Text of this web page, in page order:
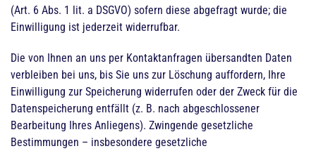
(Art. 6 Abs. 1 lit. a DSGVO) sofern diese abgefragt wurde; die
Einwilligung ist jederzeit widerrufbar.
Die von Ihnen an uns per Kontaktanfragen übersandten Daten
verbleiben bei uns, bis Sie uns zur Löschung auffordern, Ihre
Einwilligung zur Speicherung widerrufen oder der Zweck für die
Datenspeicherung entfällt (z. B. nach abgeschlossener
Bearbeitung Ihres Anliegens). Zwingende gesetzliche
Bestimmungen – insbesondere gesetzliche